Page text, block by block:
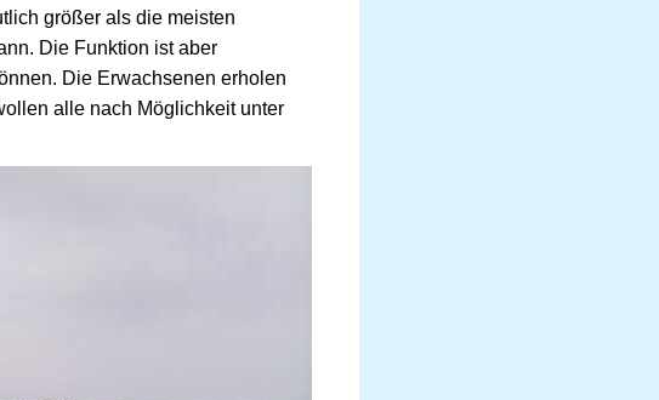
größer als die meisten
Die Funktion ist aber
Die Erwachsenen erholen
alle nach Möglichkeit unter